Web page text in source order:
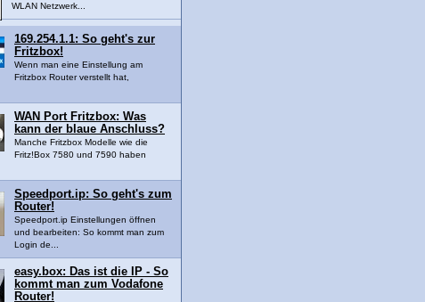
WLAN Netzwerk...
169.254.1.1: So geht's zur
Fritzbox!
Wenn man eine Einstellung am
Fritzbox Router verstellt hat,
WAN Port Fritzbox: Was
kann der blaue Anschluss?
Manche Fritzbox Modelle wie die
Fritz!Box 7580 und 7590 haben
Speedport.ip: So geht's zum
Router!
Speedport.ip Einstellungen öffnen
und bearbeiten: So kommt man zum
Login de...
easy.box: Das ist die IP - So
kommt man zum Vodafone
Router!